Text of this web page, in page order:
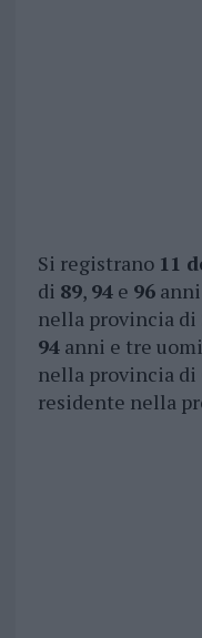
Si registrano 11
di 89, 94e 96anni
nella provincia di
94anni e tre
nella provincia di
residente nella